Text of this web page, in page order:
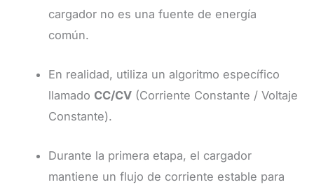
cargador no es una fuente de energía
común.
En realidad, utiliza un algoritmo específico
llamado CC/CV (Corriente Constante / Voltaje
Constante).
Durante la primera etapa, el cargador
mantiene un flujo de corriente estable para